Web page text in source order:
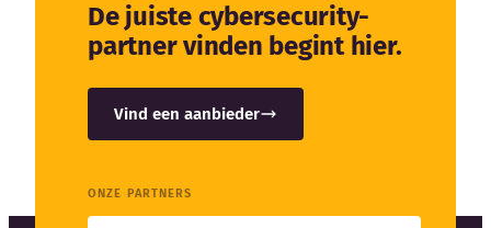
De juiste cybersecurity-
partner vinden begint hier.
Vind een aanbieder
ONZE PARTNERS